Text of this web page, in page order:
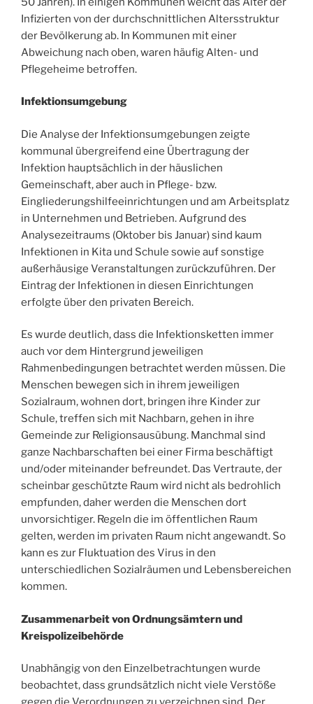
Infizierten von der durchschnittlichen Altersstruktur
der Bevölkerung ab. In Kommunen mit einer
Abweichung nach oben, waren häufig Alten- und
Pflegeheime betroffen.
Infektionsumgebung
Die Analyse der Infektionsumgebungen zeigte
kommunal übergreifend eine Übertragung der
Infektion hauptsächlich in der häuslichen
Gemeinschaft, aber auch in Pflege- bzw.
Eingliederungshilfeeinrichtungen und am Arbeitsplatz
in Unternehmen und Betrieben. Aufgrund des
Analysezeitraums (Oktober bis Januar) sind kaum
Infektionen in Kita und Schule sowie auf sonstige
außerhäusige Veranstaltungen zurückzuführen. Der
Eintrag der Infektionen in diesen Einrichtungen
erfolgte über den privaten Bereich.
Es wurde deutlich, dass die Infektionsketten immer
auch vor dem Hintergrund jeweiligen
Rahmenbedingungen betrachtet werden müssen. Die
Menschen bewegen sich in ihrem jeweiligen
Sozialraum, wohnen dort, bringen ihre Kinder zur
Schule, treffen sich mit Nachbarn, gehen in ihre
Gemeinde zur Religionsausübung. Manchmal sind
ganze Nachbarschaften bei einer Firma beschäftigt
und/oder miteinander befreundet. Das Vertraute, der
scheinbar geschützte Raum wird nicht als bedrohlich
empfunden, daher werden die Menschen dort
unvorsichtiger. Regeln die im öffentlichen Raum
gelten, werden im privaten Raum nicht angewandt. So
kann es zur Fluktuation des Virus in den
unterschiedlichen Sozialräumen und Lebensbereichen
kommen.
Zusammenarbeit von Ordnungsämtern und
Kreispolizeibehörde
Unabhängig von den Einzelbetrachtungen wurde
beobachtet, dass grundsätzlich nicht viele Verstöße